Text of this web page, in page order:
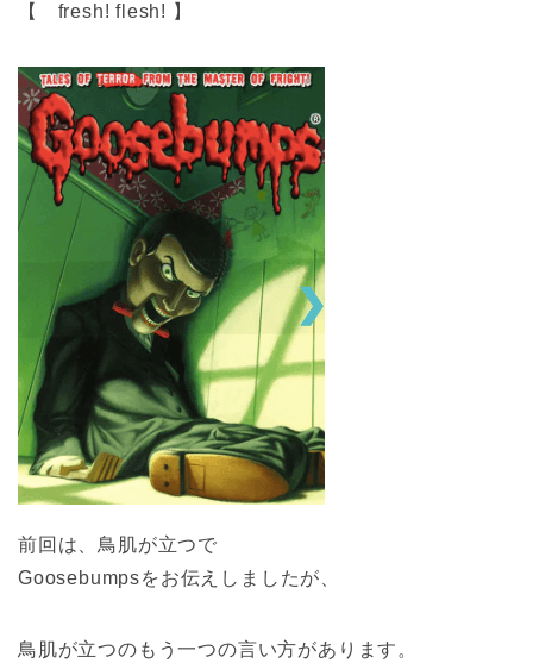
【 fresh! flesh! 】
前回は、鳥肌が立つで
Goosebumpsをお伝えしましたが、
鳥肌が立つのもう一つの言い方があります。